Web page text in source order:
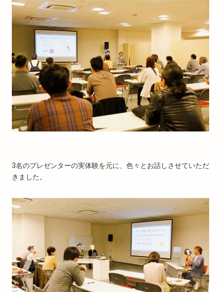
3名のプレゼンターの実体験を元に、色々とお話しさせていただ
きました。